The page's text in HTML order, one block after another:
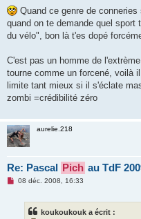
Quand ce genre de
quand on te demande quel
du vélo", bon là t'es dopé
C'est pas un homme de
tourne comme un forcené, voilà
limite tant mieux si il s'éclate
zombi =crédibilité zéro
aurelie.218
Re: Pascal Pich au TdF
M08 déc. 2008, 16:33
koukoukouk a écrit :